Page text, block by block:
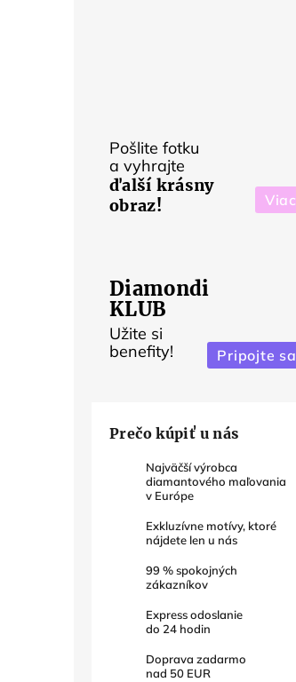
Pošlite fotku
a vyhrajte
ďalší krásny
obraz!
Viac
Diamondi
KLUB
Užite si
benefity!
Pripojte sa
Prečo kúpiť u nás
Najväčší výrobca
diamantového maľovania
v Európe
Exkluzívne motívy, ktoré
nájdete len u nás
99% spokojných
zákazníkov
Express odoslanie
do 24 hodin
Doprava zadarmo
nad 50 EUR